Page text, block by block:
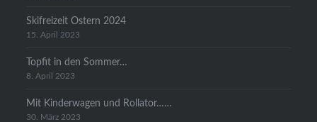
Skifreizeit Ostern 2024
15. April 2023
Topfit in den Sommer…
8. April 2023
Mit Kinderwagen und Rollator……
30. März 2023